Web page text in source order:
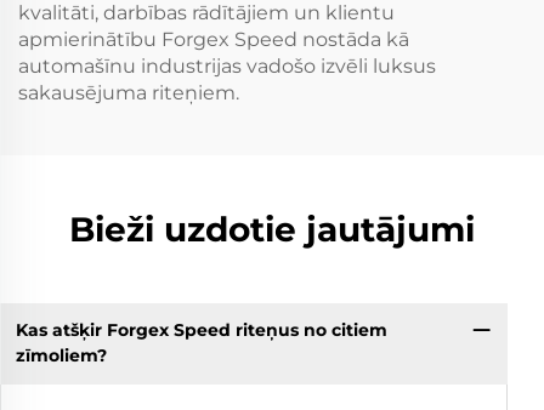
kvalitāti, darbības rādītājiem un klientu
apmierinātību Forgex Speed nostāda kā
automašīnu industrijas vadošo izvēli luksus
sakausējuma riteņiem.
Bieži uzdotie jautājumi
Kas atšķir Forgex Speed riteņus no citiem
zīmoliem?